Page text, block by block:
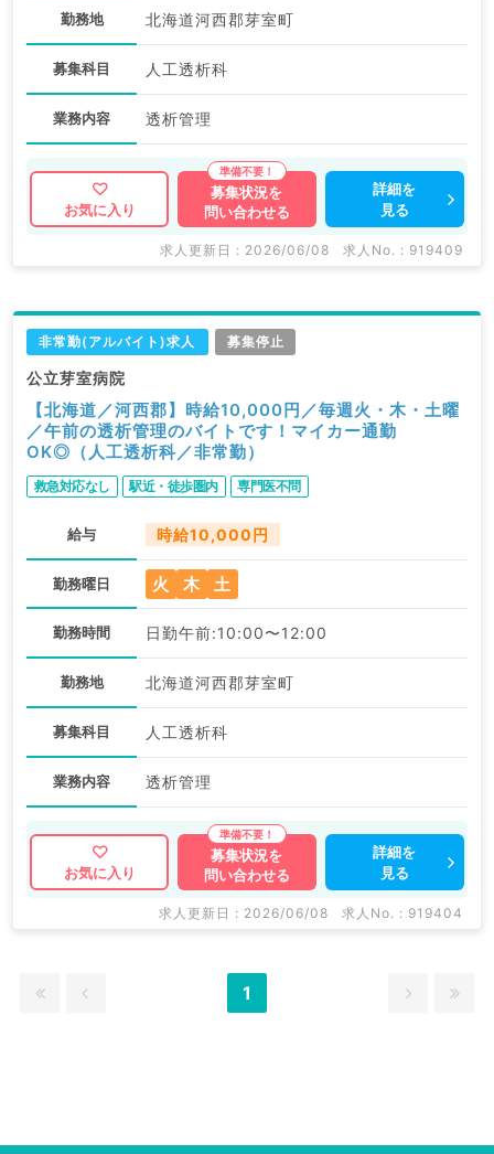
勤務地 北海道河西郡芽室町
募集科目 人工透析科
業務内容 透析管理
お気に入り
募集状況を
問い合わせる
詳細を
見る
求人更新日 : 2026/06/08 求人No. : 919409
非常勤(アルバイト)求人 募集停止
公立芽室病院
【北海道／河西郡】時給10,000円／毎週火・木・土曜
／午前の透析管理のバイトです！マイカー通勤
OK◎（人工透析科／非常勤）
救急対応なし 駅近・徒歩圏内 専門医不問
給与 時給10,000円
勤務曜日 火 木 土
勤務時間 日勤午前:10:00〜12:00
勤務地 北海道河西郡芽室町
募集科目 人工透析科
業務内容 透析管理
お気に入り
募集状況を
問い合わせる
詳細を
見る
求人更新日 : 2026/06/08 求人No. : 919404
1